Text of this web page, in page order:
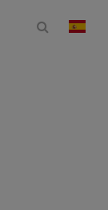
Abrir